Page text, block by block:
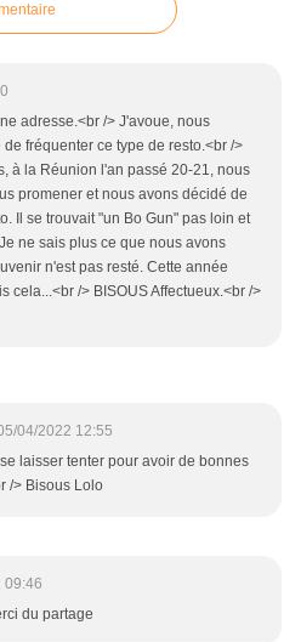
adresse.<br /> J'avoue, nous
fréquenter ce type de resto.<br />
à la Réunion l'an passé 20-21, nous
promener et nous avons décidé de
Il se trouvait "un Bo Gun" pas loin et
ne sais plus ce que nous avons
n'est pas resté. Cette année
cela...<br /> BISOUS Affectueux.<br />
04/2022 12:55
se laisser tenter pour avoir de bonnes
/> Bisous Lolo
09:46
du partage